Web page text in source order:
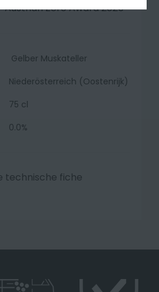
Zero Award 2025
Gelber Muskateller
Niederösterreich (Oostenrijk)
75 cl
0.0%
technische fiche